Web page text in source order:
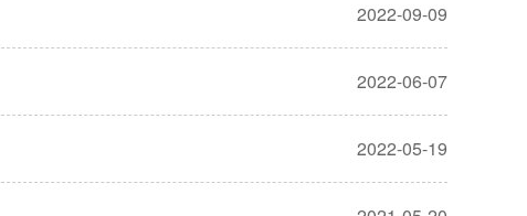
2022-09-09
2022-06-07
2022-05-19